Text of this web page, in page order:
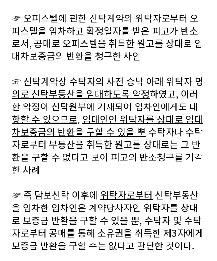
☞ 오피스텔에 관한 신탁계약의 위탁자로부터 오
피스텔을 임차하고 확정일자를 받은 피고가 반소
로서, 공매로 오피스텔을 취득한 원고를 상대로 임
대차보증금의 반환을 청구한 사안
☞ 신탁계약상 수탁자의 사전 승낙 아래 위탁자 명
의로 신탁부동산을 임대하도록 약정하였고, 이러
한 약정이 신탁원부에 기재되어 임차인에게도 대
항할 수 있으므로, 임대인인 위탁자를 상대로 임대
차보증금의 반환을 구할 수 있을 뿐 수탁자나 수탁
자로부터 부동산을 취득한 원고를 상대로는 그 반
환을 구할 수 없다고 보아 피고의 반소청구를 기각
한 사례
☞ 즉 담보신탁 이후에 위탁자로부터 신탁부동산
을 임차한 임차인은 계약당사자인 위탁자를 상대
로 보증금 반환을 구할 수 있을 뿐, 수탁자 및 수탁
자로부터 공매를 통해 소유권을 취득한 제3자에게
보증금 반환을 구할 수는 없다고 판단한 것이다.